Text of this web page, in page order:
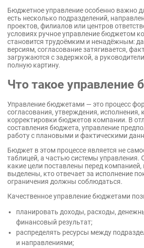
Бюджетное управление особенно важно
есть несколько подразделений,
проектов, филиалов или центров
условиях ручное управление бюджетом
становится трудоёмким и ненадёжным:
версиям, согласование затягивается,
загружаются с задержкой, а
полную картину.
Что такое
Управление бюджетами — это процесс
согласования, утверждения, исполнения,
корректировки бюджетов компании. В
составления бюджета, управление
работу с плановыми и фактическими
Бюджет в этом процессе является не
таблицей, а частью системы управления.
какие цели поставлены перед компанией,
выделены, кто отвечает за исполнение
ограничения должны соблюдаться.
Качественное управление бюджетами
планировать доходы, расходы,
финансовый результат;
распределять ресурсы между
и направлениями;